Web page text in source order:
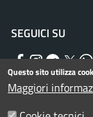
SEGUICI SU
Facebook
Instagram
Questo sito utilizza
Maggiori